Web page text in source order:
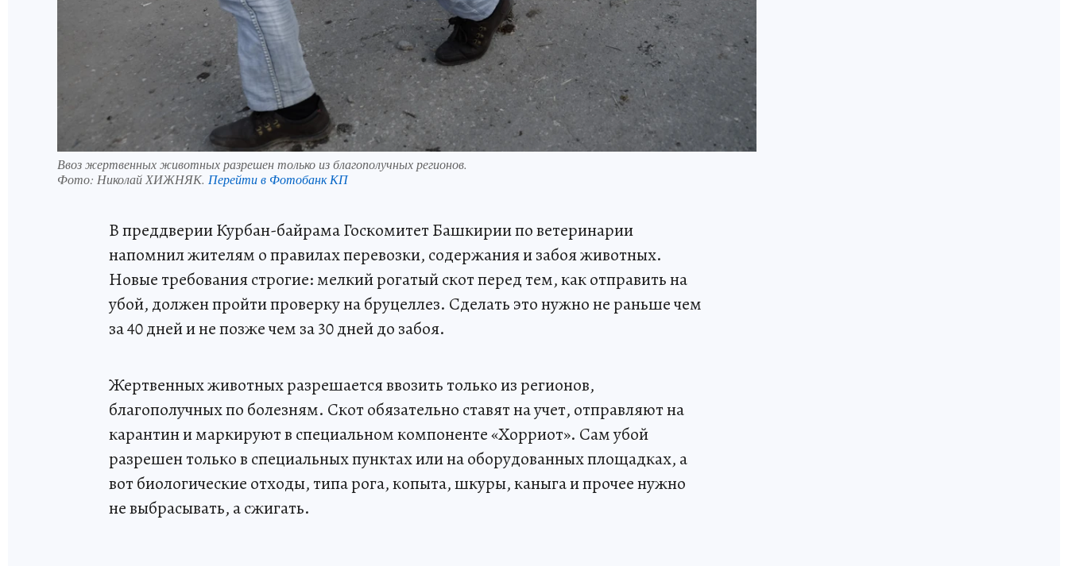
Ввоз жертвенных животных разрешен только из благополучных регионов.
Фото: Николай ХИЖНЯК. Перейти в Фотобанк КП
В преддверии Курбан-байрама Госкомитет Башкирии по ветеринарии
напомнил жителям о правилах перевозки, содержания и забоя животных.
Новые требования строгие: мелкий рогатый скот перед тем, как отправить на
убой, должен пройти проверку на бруцеллез. Сделать это нужно не раньше чем
за 40 дней и не позже чем за 30 дней до забоя.
Жертвенных животных разрешается ввозить только из регионов,
благополучных по болезням. Скот обязательно ставят на учет, отправляют на
карантин и маркируют в специальном компоненте «Хорриот». Сам убой
разрешен только в специальных пунктах или на оборудованных площадках, а
вот биологические отходы, типа рога, копыта, шкуры, каныга и прочее нужно
не выбрасывать, а сжигать.